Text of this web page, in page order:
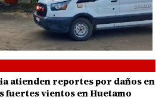
atienden reportes por daños en
fuertes vientos en Huetamo